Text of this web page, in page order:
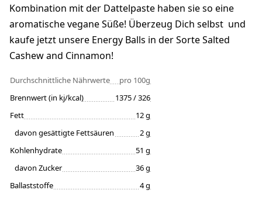
Kombination mit der Dattelpaste haben sie so eine
aromatische vegane Süße! Überzeug Dich selbst und
kaufe jetzt unsere Energy Balls in der Sorte Salted
Cashew and Cinnamon!
Durchschnittliche Nährwerte
pro 100g
Brennwert (in kj/kcal)
1375 / 326
Fett
12 g
davon gesättigte Fettsäuren
2 g
Kohlenhydrate
51 g
davon Zucker
36 g
Ballaststoffe
4 g